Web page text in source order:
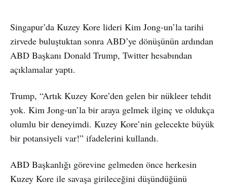
Singapur’da Kuzey Kore lideri Kim Jong-un’la tarihi
zirvede buluştuktan sonra ABD’ye dönüşünün ardından
ABD Başkanı Donald Trump, Twitter hesabından
açıklamalar yaptı.
Trump, “Artık Kuzey Kore’den gelen bir nükleer tehdit
yok. Kim Jong-un’la bir araya gelmek ilginç ve oldukça
olumlu bir deneyimdi. Kuzey Kore’nin gelecekte büyük
bir potansiyeli var!” ifadelerini kullandı.
ABD Başkanlığı görevine gelmeden önce herkesin
Kuzey Kore ile savaşa girileceğini düşündüğünü